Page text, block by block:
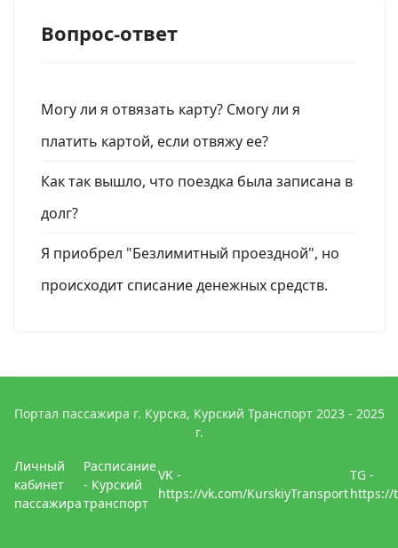
Вопрос-ответ
Могу ли я отвязать карту? Смогу ли я
платить картой, если отвяжу ее?
Как так вышло, что поездка была записана в
долг?
Я приобрел "Безлимитный проездной", но
происходит списание денежных средств.
Портал пассажира г. Курска, Курский Транспорт 2023 - 2025
г.
Личный
кабинет
пассажира
Расписание
- Курский
транспорт
VK -
https://vk.com/KurskiyTransport
TG -
https://